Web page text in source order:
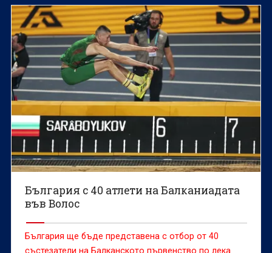
България с 40 атлети на Балканиадата
във Волос
България ще бъде представена с отбор от 40
състезатели на Балканското първенство по лека